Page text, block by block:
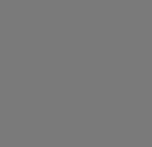
one
wyraża zgody na
zmienić